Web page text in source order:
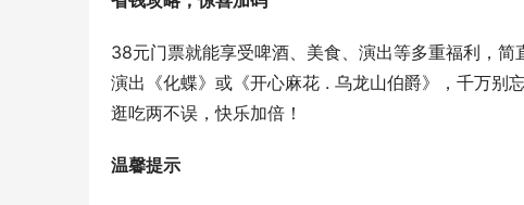
38元门票就能享受啤酒、美食、演出等多重福利，
演出《化蝶》或《开心麻花 . 乌龙山伯爵》，千万别
逛吃两不误，快乐加倍！
温馨提示